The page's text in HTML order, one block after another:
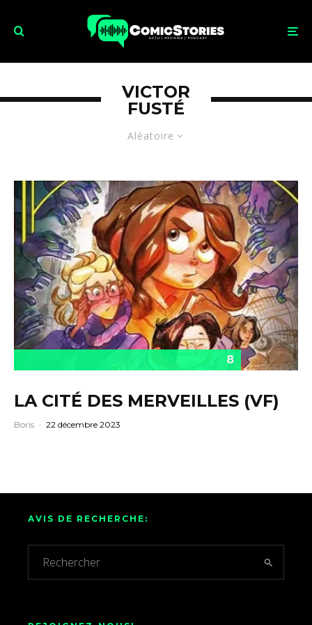
Aléatoire
VICTOR
FUSTÉ
8
LA CITÉ DES MERVEILLES (VF)
Boris · 22 décembre 2023
AVIS DE RECHERCHE: